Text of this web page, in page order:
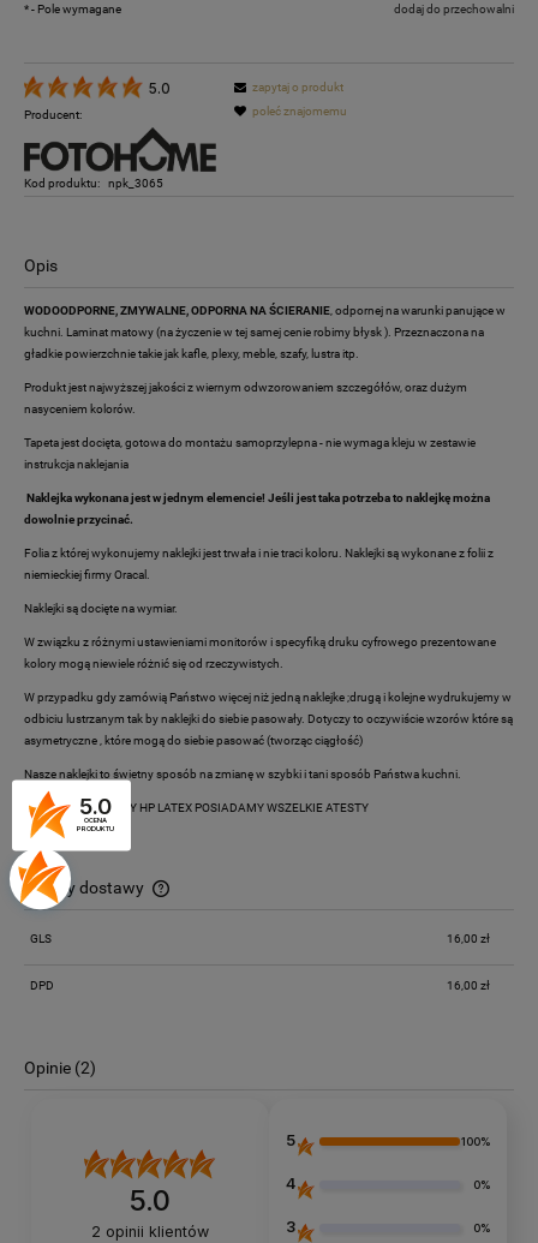
dodaj do przechowalni
*- Pole wymagane
5.0
Producent:
Kod produktu: npk_3065
zapytaj o produkt
poleć znajomemu
Opis
WODOODPORNE, ZMYWALNE, ODPORNA NA ŚCIERANIE , odpornej na warunki panujące w
kuchni. Laminat matowy (na życzenie w tej samej cenie robimy błysk ). Przeznaczona na
gładkie powierzchnie takie jak kafle, plexy, meble, szafy, lustra itp.
Produkt jest najwyższej jakości z wiernym odwzorowaniem szczegółów, oraz dużym
nasyceniem kolorów.
Tapeta jest docięta, gotowa do montażu samoprzylepna - nie wymaga kleju w zestawie
instrukcja naklejania
Naklejka wykonana jest w jednym elemencie! Jeśli jest taka potrzeba to naklejkę można
dowolnie przycinać.
Folia z której wykonujemy naklejki jest trwała i nie traci koloru. Naklejki są wykonane z folii z
niemieckiej firmy Oracal.
Naklejki są docięte na wymiar.
W związku z różnymi ustawieniami monitorów i specyfiką druku cyfrowego prezentowane
kolory mogą niewiele różnić się od rzeczywistych.
W przypadku gdy zamówią Państwo więcej niż jedną naklejke ;drugą i kolejne wydrukujemy w
odbiciu lustrzanym tak by naklejki do siebie pasowały. Dotyczy to oczywiście wzorów które są
asymetryczne , które mogą do siebie pasować (tworząc ciągłość)
Nasze naklejki to świetny sposób na zmianę w szybki i tani sposób Państwa kuchni.
DRUK EKOLOGICZNY HP LATEX POSIADAMY WSZELKIE ATESTY
Koszty dostawy
Cena nie zawiera ewentualnych kosztów płatności
GLS 16,00 zł
DPD 16,00 zł
Opinie (2)
5.0
2 opinii klientów
5 100%
4 0%
3 0%
5.0
OCENA
PRODUKTU